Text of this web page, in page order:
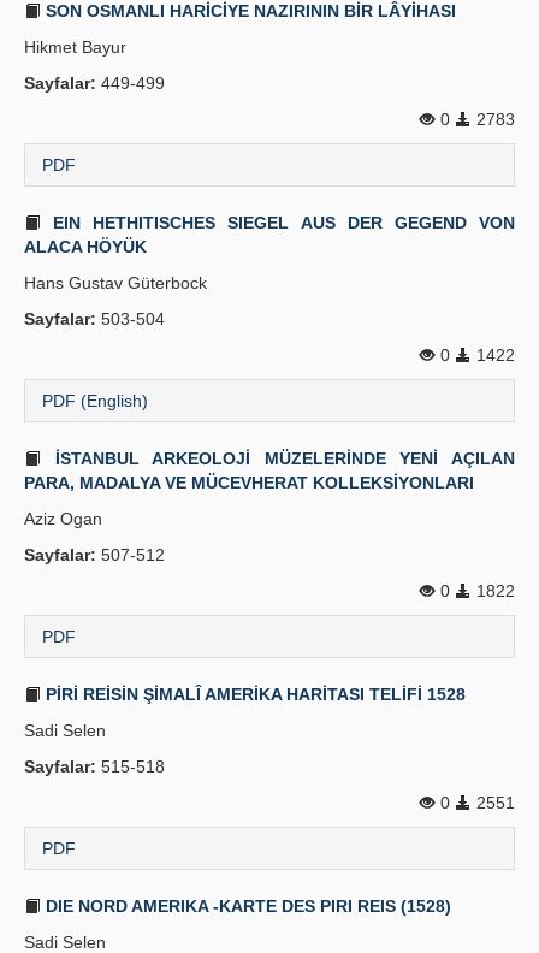
SON OSMANLI HARİCİYE NAZIRININ BİR LÂYİHASI
Hikmet Bayur
Sayfalar: 449-499
0
2783
PDF
EIN HETHITISCHES SIEGEL AUS DER GEGEND VON
ALACA HÖYÜK
Hans Gustav Güterbock
Sayfalar: 503-504
0
1422
PDF (English)
İSTANBUL ARKEOLOJİ MÜZELERİNDE YENİ AÇILAN
PARA, MADALYA VE MÜCEVHERAT KOLLEKSİYONLARI
Aziz Ogan
Sayfalar: 507-512
0
1822
PDF
PİRİ REİSİN ŞİMALÎ AMERİKA HARİTASI TELİFİ 1528
Sadi Selen
Sayfalar: 515-518
0
2551
PDF
DIE NORD AMERIKA -KARTE DES PIRI REIS (1528)
Sadi Selen